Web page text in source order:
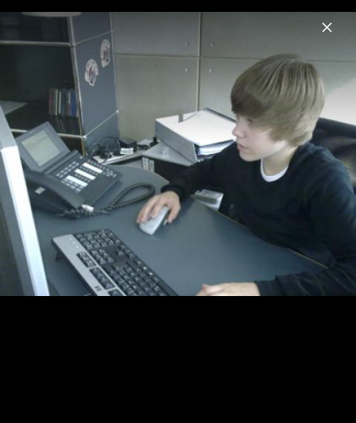
Menu
Justin Bieber
Home News Musik Videos Fotos Biografie
Artwork „SWAG LIVE FROM COACHELLA
(WEEKEND II)“ (2026)